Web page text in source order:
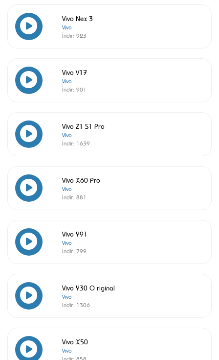
Vivo Nex 3
Vivo
İndir: 923
Vivo V17
Vivo
İndir: 901
Vivo Z1 S1 Pro
Vivo
İndir: 1639
Vivo X60 Pro
Vivo
İndir: 881
Vivo Y91
Vivo
İndir: 799
Vivo Y30 O riginal
Vivo
İndir: 1306
Vivo X50
Vivo